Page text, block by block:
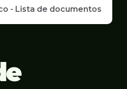
- Lista de documentos